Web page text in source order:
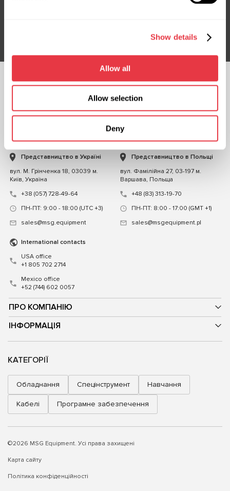
Show details
Allow all
Allow selection
Deny
СЛІДКУЙТЕ ЗА
ЧАТ ІЗ НАМИ
ПРО КОМПАНІЮ
ІНФОРМАЦІЯ
КОНТАКТИ
Представництво в Україні
вул. М. Грінченка 18, 03039 м.
Київ, Україна
+38 (057) 728-49-64
ПН-ПТ: 9:00 - 18:00 (UTC +3)
sales@msg.equipment
Представництво в Польщі
вул. Фамілійна 27, 03-197 м.
Варшава, Польща
+48 (83) 313-19-70
ПН-ПТ: 8:00 - 17:00 (GMT +1)
sales@msgequipment.pl
International contacts
USA office
+1 805 702 2714
Mexico office
+52 (744) 602 0057
КАТЕГОРІЇ
Обладнання Спецінструмент Навчання
Кабелі Програмне забезпечення
©2026 MSG Equipment. Усі права захищені
Карта сайту
Політика конфіденційності